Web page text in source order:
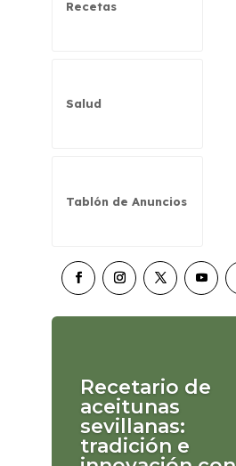
Recetas
Salud
Tablón de Anuncios
Recetario de
aceitunas
sevillanas:
tradición e